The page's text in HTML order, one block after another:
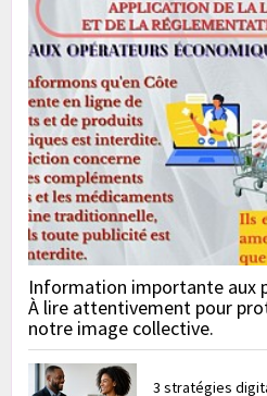
Information importante aux
À lire attentivement pour
notre image collective.
3 stratégies